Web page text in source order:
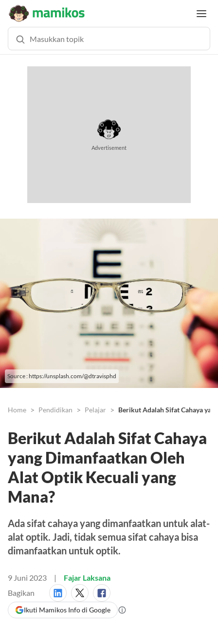
Advertisement
Source : https://unsplash.com/@dtravisphd
Home Pendidikan Pelajar Berikut Adalah Sifat Cahaya
Berikut Adalah Sifat Cahaya
yang Dimanfaatkan Oleh
Alat Optik Kecuali yang
Mana?
Ada sifat cahaya yang dimanfaatkan untuk alat-
alat optik. Jadi, tidak semua sifat cahaya bisa
dimanfaatkan untuk optik.
9 Juni 2023
Fajar Laksana
Bagikan
Ikuti Mamikos Info di Google